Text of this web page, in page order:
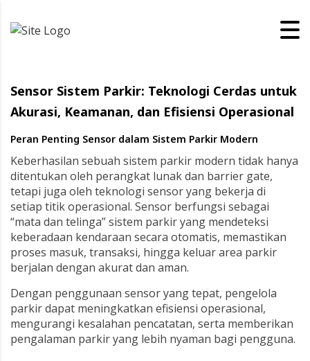
Sensor Sistem Parkir: Teknologi Cerdas untuk
Akurasi, Keamanan, dan Efisiensi Operasional
Peran Penting Sensor dalam Sistem Parkir Modern
Keberhasilan sebuah sistem parkir modern tidak hanya
ditentukan oleh perangkat lunak dan barrier gate,
tetapi juga oleh teknologi sensor yang bekerja di
setiap titik operasional. Sensor berfungsi sebagai
“mata dan telinga” sistem parkir yang mendeteksi
keberadaan kendaraan secara otomatis, memastikan
proses masuk, transaksi, hingga keluar area parkir
berjalan dengan akurat dan aman.
Dengan penggunaan sensor yang tepat, pengelola
parkir dapat meningkatkan efisiensi operasional,
mengurangi kesalahan pencatatan, serta memberikan
pengalaman parkir yang lebih nyaman bagi pengguna.